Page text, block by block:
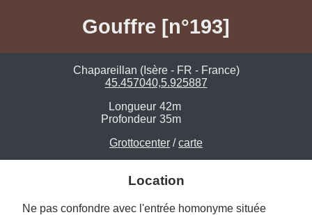
Gouffre [n°193]
Chapareillan (Isère - FR - France)
45.457040,5.925887
Longueur 42m
Profondeur 35m
Grottocenter /carte
Location
Ne pas confondre avec l'entrée homonyme située